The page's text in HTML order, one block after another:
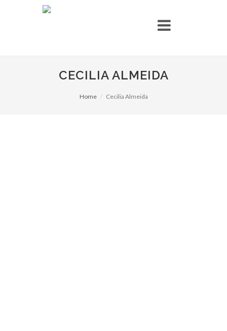
CECILIA ALMEIDA
Home Cecilia Almeida